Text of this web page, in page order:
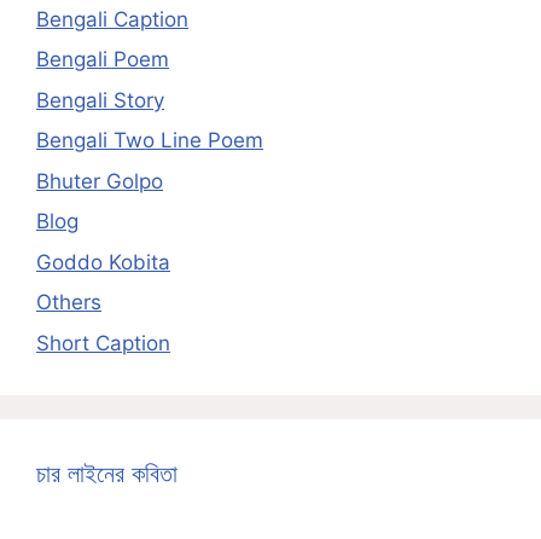
Bengali Caption
Bengali Poem
Bengali Story
Bengali Two Line Poem
Bhuter Golpo
Blog
Goddo Kobita
Others
Short Caption
চার লাইনের কবিতা